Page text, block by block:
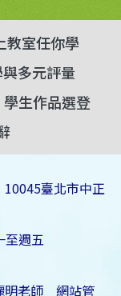
教室任你學
多元評量
學生作品選登
臺北市中正
至週五
明老師 網站管